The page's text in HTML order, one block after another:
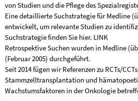
von Studien und die Pflege des
Eine detaillierte Suchstrategie für Medline
entwickelt, um relevante Studien zu
Suchstrategie finden Sie hier. LINK
Retrospektive Suchen wurden in Medline
(Februar 2005) durchgeführt.
Seit 2014 fügen wir Referenzen zu RCTs/
Stammzelltransplantation und
Wachstumsfaktoren in der Onkologie